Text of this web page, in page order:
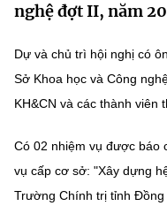
Sở Khoa học và
Chuyển đổi số
Sở hữu trí tuệ
Văn bản QPPL
MST IOFFICE
THỐNG KÊ
Khoa học và Công
Đổi mới sáng tạo
Multimedia
THƯ ĐIỆN TỬ
nghệ đợt II, năm
Dự và chủ trì hội nghị có
Sở Khoa học và Công
KH&CN và các thành viên
Có 02 nhiệm vụ được báo
vụ cấp cơ sở: "Xây dựng
Trường Chính trị tỉnh